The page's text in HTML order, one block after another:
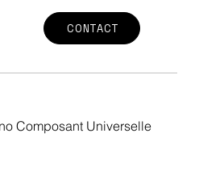
CONTACT
Composant Universelle